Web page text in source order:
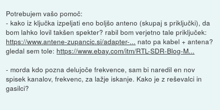
Potrebujem vašo pomoč:
- kako iz ključka izpeljati eno boljšo anteno (skupaj s priključki), da
bom lahko lovil takšen spekter? rabil bom verjetno tale priključek:
https://www.antene-zupancic.si/adapter-... nato pa kabel + antena?
gledal sem tole: https://www.ebay.com/itm/RTL-SDR-Blog-M...
- morda kdo pozna delujoče frekvence, sam bi naredil en nov
spisek kanalov, frekvenc, za lažje iskanje. Kako je z reševalci in
gasilci?